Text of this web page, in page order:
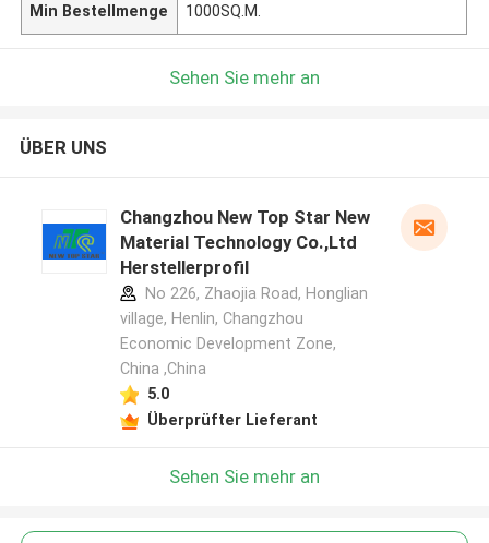
Min Bestellmenge 1000SQ.M.
Sehen Sie mehr an
ÜBER UNS
Changzhou New Top Star New
Material Technology Co.,Ltd
Herstellerprofil
No 226, Zhaojia Road, Honglian
village, Henlin, Changzhou
Economic Development Zone,
China ,China
5.0
Überprüfter Lieferant
Sehen Sie mehr an